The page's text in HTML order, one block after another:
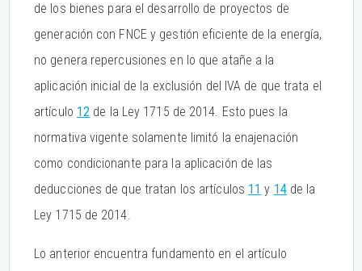
de los bienes para el desarrollo de proyectos de
generación con FNCE y gestión eficiente de la energía,
no genera repercusiones en lo que atañe a la
aplicación inicial de la exclusión del IVA de que trata el
artículo 12 de la Ley 1715 de 2014. Esto pues la
normativa vigente solamente limitó la enajenación
como condicionante para la aplicación de las
deducciones de que tratan los artículos 11 y 14de la
Ley 1715 de 2014.
Lo anterior encuentra fundamento en el artículo